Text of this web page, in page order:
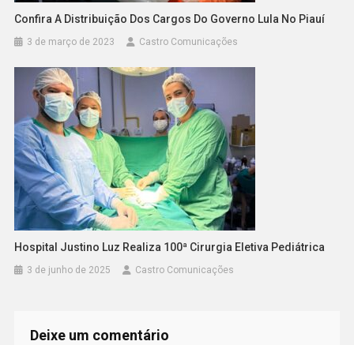
Confira A Distribuição Dos Cargos Do Governo Lula No Piauí
3 de março de 2023 Castro Comunicações
Hospital Justino Luz Realiza 100ª Cirurgia Eletiva Pediátrica
3 de junho de 2025 Castro Comunicações
Deixe um comentário